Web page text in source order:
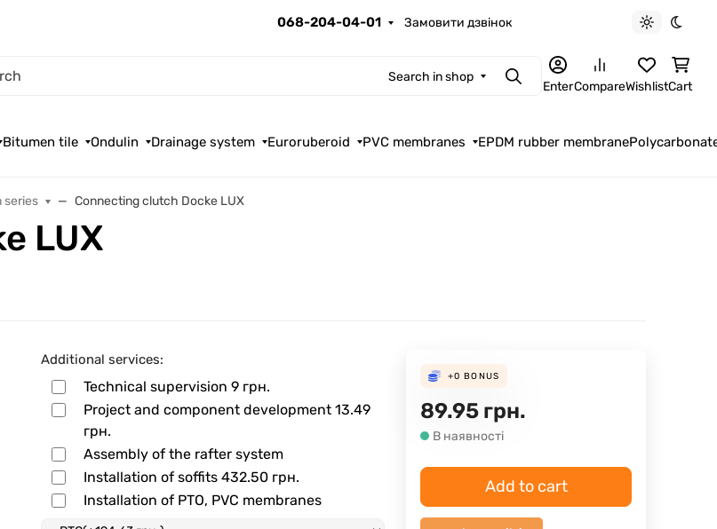
068-204-04-01 Замовити дзвінок
Light theme
Dark
Search in shop SearchEnterCompareWishlistCart
Bitumen tile Ondulin Drainage system Euroruberoid PVC membranes EPDM rubber membrane
series Connecting clutch Docke LUX
LUX
Additional services:
Technical supervision9 грн.
Project and component development13.49
грн.
Assembly of the rafter system
Installation of soffits432.50 грн.
Installation of PTO, PVC membranes
+0 BONUS
89.95 грн.
В наявності
Add to cart